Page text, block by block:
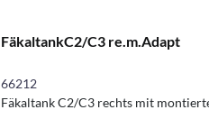
FäkaltankC2/C3 re.m.Adapt
66212
Fäkaltank C2/C3 rechts mit